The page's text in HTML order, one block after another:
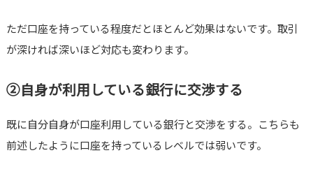
ただ口座を持っている程度だとほとんど効果はないです。取引
が深ければ深いほど対応も変わります。
②自身が利用している銀行に交渉する
既に自分自身が口座利用している銀行と交渉をする。こちらも
前述したように口座を持っているレベルでは弱いです。